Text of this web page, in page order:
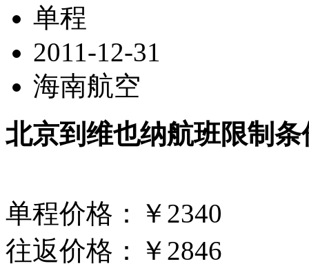
单程
2011-12-31
海南航空
北京到维也纳航班限制
单程价格：￥2340
往返价格：￥2846